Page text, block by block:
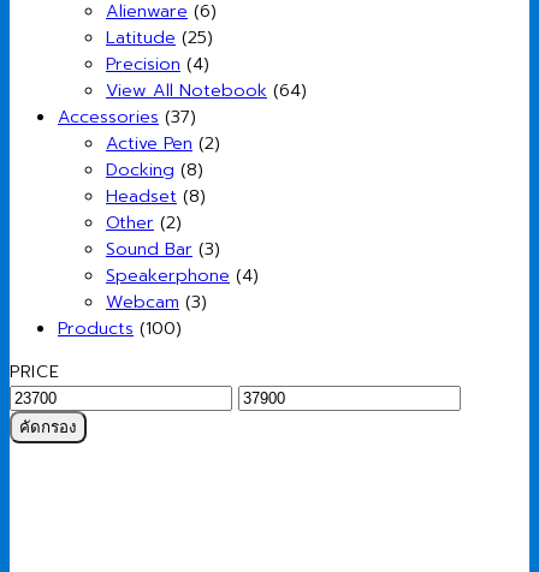
Alienware (6)
Latitude (25)
Precision (4)
View All Notebook (64)
Accessories (37)
Active Pen (2)
Docking (8)
Headset (8)
Other (2)
Sound Bar (3)
Speakerphone (4)
Webcam (3)
Products (100)
PRICE
ราคา
ต่ำ
สุด
ราคา
คัดกรอง